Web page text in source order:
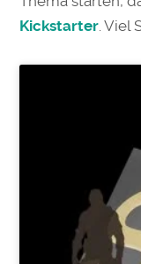
Kickstarter. Viel